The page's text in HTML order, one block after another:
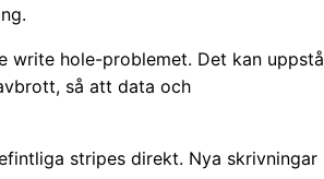
write hole-problemet. Det kan uppstå
så att data och
stripes direkt. Nya skrivningar